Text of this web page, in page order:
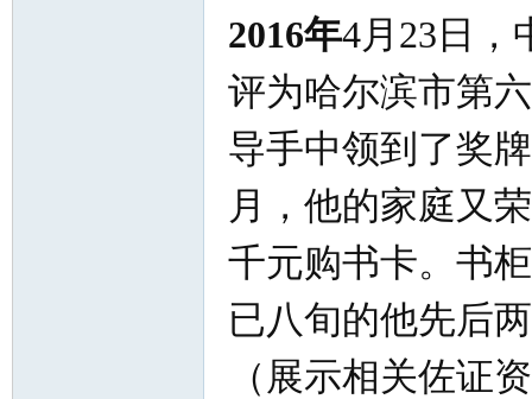
2016年4月23日，
评为哈尔滨市第
导手中领到了奖
月，他的家庭又
千元购书卡。书
已八旬的他先后
（展示相关佐证